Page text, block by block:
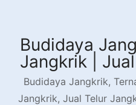
contentBudidaya
Jangkrik |
Budidaya Jangkrik,
Jangkrik, Jual Telur